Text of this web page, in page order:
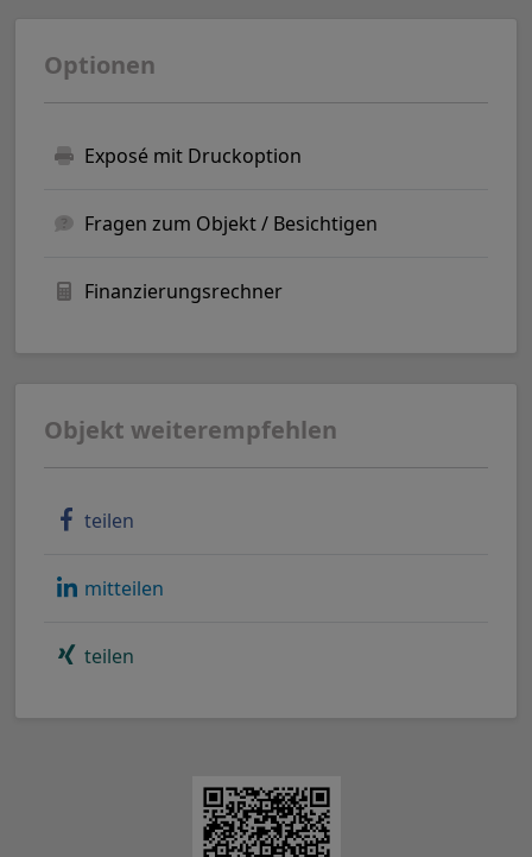
Optionen
Exposé mit Druckoption
Fragen zum Objekt / Besichtigen
Finanzierungsrechner
Objekt weiterempfehlen
teilen
mitteilen
teilen